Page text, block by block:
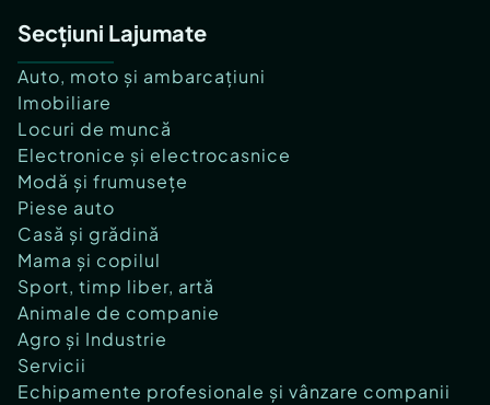
Secțiuni Lajumate
Auto, moto și ambarcațiuni
Imobiliare
Locuri de muncă
Electronice și electrocasnice
Modă și frumusețe
Piese auto
Casă și grădină
Mama și copilul
Sport, timp liber, artă
Animale de companie
Agro și Industrie
Servicii
Echipamente profesionale și vânzare companii